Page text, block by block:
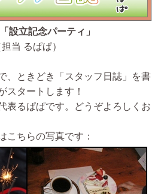
設立記念パーティ」
担当 るぱぱ）
、ときどき「スタッフ日誌」を書
スタートします！
表るぱぱです。どうぞよろしくお
こちらの写真です：